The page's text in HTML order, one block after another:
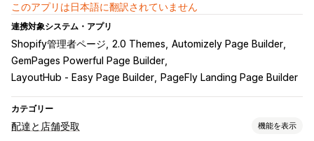
このアプリは日本語に翻訳されていません
連携対象システム・アプリ
Shopify管理者ページ 2.0 Themes Automizely Page Builder
GemPages Powerful Page Builder
LayoutHub ‑ Easy Page Builder
PageFly Landing Page Builder
カテゴリー
配達と店舗受取 機能を表示